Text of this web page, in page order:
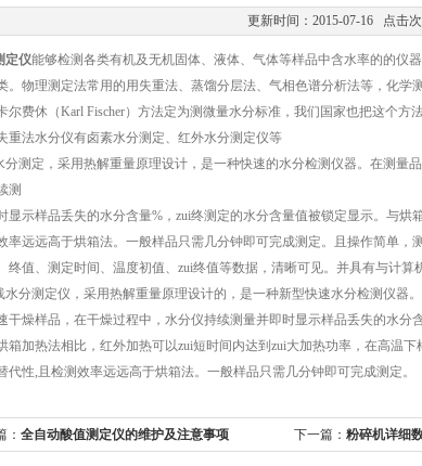
更新时间：2015-07-16 点击
定仪能够检测各类有机及无机固体、液体、气体等样品中含水率的的仪
。物理测定法常用的用失重法、蒸馏分层法、气相色谱分析法等，化学
尔费休（Karl Fischer）方法定为测微量水分标准，我们国家也把这个方
重法水分仪有卤素水分测定、红外水分测定仪等
分测定，采用热解重量原理设计，是一种快速的水分检测仪器。在测量
测
显示样品丢失的水分含量%，zui终测定的水分含量值被锁定显示。与烘
率远远高于烘箱法。一般样品只需几分钟即可完成测定。且操作简单
终值、测定时间、温度初值、zui终值等数据，清晰可见。并具有与计算
水分测定仪，采用热解重量原理设计的，是一种新型快速水分检测仪器
干燥样品，在干燥过程中，水分仪持续测量并即时显示样品丢失的水分
箱加热法相比，红外加热可以zui短时间内达到zui大加热功率，在高温
代性,且检测效率远远高于烘箱法。一般样品只需几分钟即可完成测定。
： 全自动酸值测定仪的维护及注意事项 下一篇： 粉碎机详细